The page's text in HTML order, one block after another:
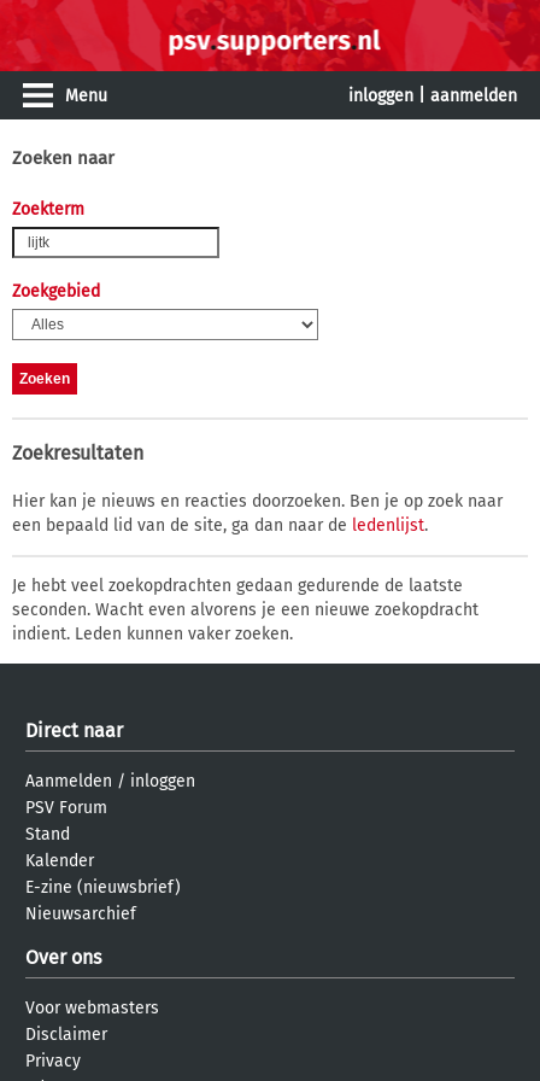
Menu inloggen aanmelden
Zoeken naar
Zoekterm
Zoekgebied
Zoekresultaten
Hier kan je nieuws en reacties doorzoeken. Ben je op zoek naar
een bepaald lid van de site, ga dan naar de ledenlijst.
Je hebt veel zoekopdrachten gedaan gedurende de laatste
seconden. Wacht even alvorens je een nieuwe zoekopdracht
indient. Leden kunnen vaker zoeken.
Direct naar
Aanmelden / inloggen
PSV Forum
Stand
Kalender
E-zine (nieuwsbrief)
Nieuwsarchief
Over ons
Voor webmasters
Disclaimer
Privacy